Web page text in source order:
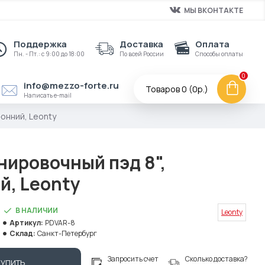
МЫ ВКОНТАКТЕ
Поддержка
Пн. - Пт.: с 9:00 до 18:00
Доставка
По всей России
Оплата
Способы оплаты
info@mezzo-forte.ru
Написать e-mail
Товаров 0 (0р.)
0
Leonty
пэд 8",
Leonty
В НАЛИЧИИ
Артикул: PDVAR-8
Склад: Санкт-Петербург
Leonty
Запросить счет Сколько доставка?